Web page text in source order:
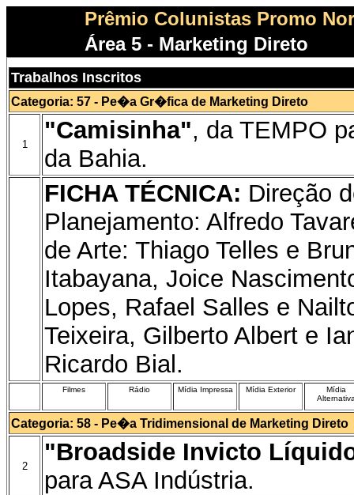
Prêmio Colunistas Promo
Área 5 - Marketing Direto
Trabalhos Inscritos
Categoria: 57 - Pe�a Gr�fica de Marketing Direto
1
"Camisinha", da TEMPO
da Bahia.
FICHA TÉCNICA: Direção
Planejamento: Alfredo
de Arte: Thiago Telles e
Itabayana, Joice
Lopes, Rafael Salles e
Teixeira, Gilberto Albert e
Ricardo Bial.
Filmes Rádio Mídia Impressa Mídia Exterior
Mídia
Categoria: 58 - Pe�a Tridimensional de Marketing Direto
2
"Broadside Invicto
para ASA Indústria.